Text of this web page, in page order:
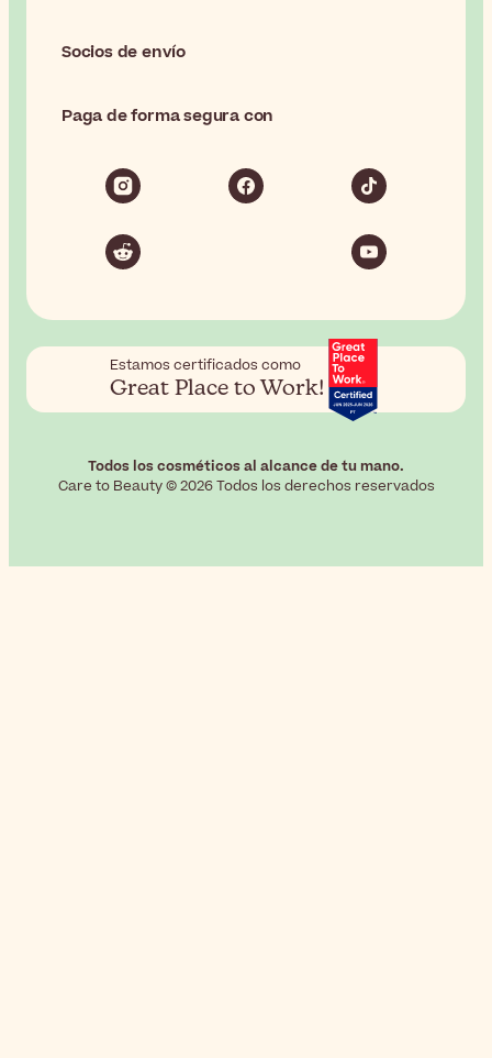
Socios de envío
Paga de forma segura con
Estamos certificados como
Great Place to Work!
Todos los cosméticos al alcance de tu mano.
Care to Beauty © 2026 Todos los derechos reservados